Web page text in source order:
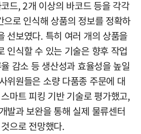
드, 2개 이상의 바코드 등을 각각
로 인식해 상품의 정보를 정확하
선보였다. 특히 여러 개의 상품을
인식할 수 있는 기술은 향후 작업
감소 등 생산성과 효율성을 높일
위원들은 소량 다품종 주문에 대
마트 피킹 기반 기술로 평가했고,
발과 보완을 통해 실제 물류센터
으로 전망했다.